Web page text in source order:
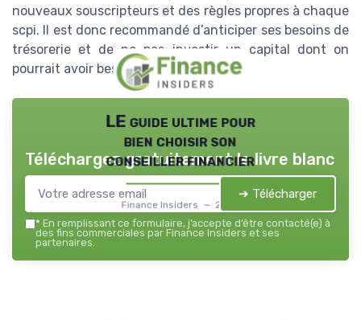
nouveaux souscripteurs et des règles propres à chaque
scpi. Il est donc recommandé d’anticiper ses besoins de
trésorerie et de ne pas investir un capital dont on
pourrait avoir besoin à court terme.
LE guide ultime pour
bien choisir son
conseiller financier
Finance Insiders — 2026
Téléchargez gratuitement le livre blanc
➔ Télécharger
* En remplissant ce formulaire, j’accepte d’être contacté(e) à
des fins commerciales par Finance Insiders et ses
partenaires.